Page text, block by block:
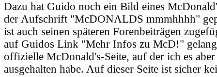
Dazu hat Guido noch ein Bild eines
der Aufschrift "McDONALDS mmmhhhh"
ist auch seinen späteren Forenbeiträgen
auf Guidos Link "Mehr Infos zu McD!"
offizielle McDonald's-Seite, auf der ich es
ausgehalten habe. Auf dieser Seite ist sicher